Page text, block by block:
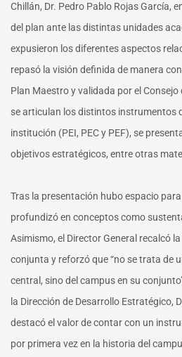
Chillán, Dr. Pedro Pablo Rojas García,
del plan ante las distintas unidades
expusieron los diferentes aspectos
repasó la visión definida de manera
Plan Maestro y validada por el Consejo
se articulan los distintos instrumentos
institución (PEI, PEC y PEF), se
objetivos estratégicos, entre otras
Tras la presentación hubo espacio
profundizó en conceptos como
Asimismo, el Director General recalcó
conjunta y reforzó que “no se trata de
central, sino del campus en su
la Dirección de Desarrollo Estratégico,
destacó el valor de contar con un
por primera vez en la historia del